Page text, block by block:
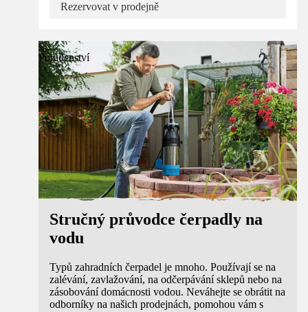
Rezervovat v prodejně
Poradenství
Stručný průvodce čerpadly na
vodu
Typů zahradních čerpadel je mnoho. Používají se na
zalévání, zavlažování, na odčerpávání sklepů nebo na
zásobování domácnosti vodou. Neváhejte se obrátit na
odborníky na našich prodejnách, pomohou vám s